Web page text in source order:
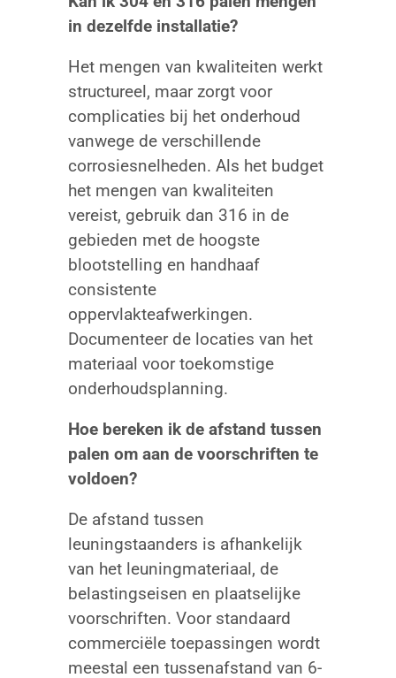
in dezelfde installatie?
Het mengen van kwaliteiten werkt
structureel, maar zorgt voor
complicaties bij het onderhoud
vanwege de verschillende
corrosiesnelheden. Als het budget
het mengen van kwaliteiten
vereist, gebruik dan 316 in de
gebieden met de hoogste
blootstelling en handhaaf
consistente
oppervlakteafwerkingen.
Documenteer de locaties van het
materiaal voor toekomstige
onderhoudsplanning.
Hoe bereken ik de afstand tussen
palen om aan de voorschriften te
voldoen?
De afstand tussen
leuningstaanders is afhankelijk
van het leuningmateriaal, de
belastingseisen en plaatselijke
voorschriften. Voor standaard
commerciële toepassingen wordt
meestal een tussenafstand van 6-